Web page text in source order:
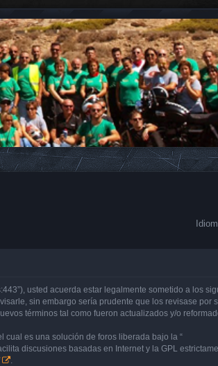
usted acuerda estar legalmente sometido a los
sin embargo sería prudente que los revisase por
términos tal como fueron actualizados y/o
cual es una solución de foros liberada bajo la “
discusiones basadas en Internet y la GPL
.